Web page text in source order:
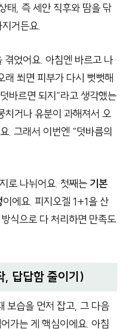
태, 즉 세안 직후와 땀을 닦
거든요.
었어요. 아침엔 바르고 나
래 쐬면 피부가 다시 뻣뻣해
바르면 되지”라고 생각했는
치거나 유분이 과해져서 오
. 그래서 이번엔 “덧바름의
로 나뉘어요. 첫째는 기본
이에요. 피지오겔 1+1을 산
식으로 다 처리하면 만족도
, 답답함 줄이기)
보습을 먼저 잡고, 그 다음
가는 게 핵심이에요. 아침